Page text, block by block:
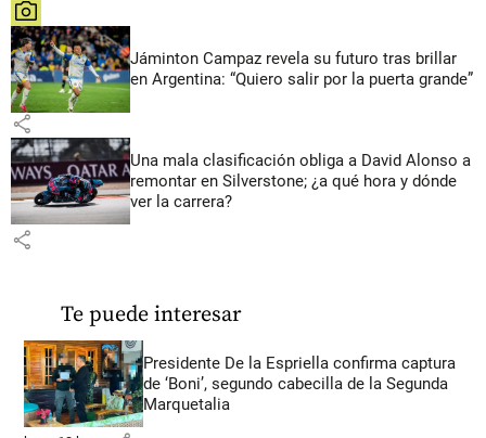
share
Jáminton Campaz revela su futuro tras brillar
en Argentina: “Quiero salir por la puerta grande”
share
Una mala clasificación obliga a David Alonso a
remontar en Silverstone; ¿a qué hora y dónde
ver la carrera?
share
Te puede interesar
Presidente De la Espriella confirma captura
de ‘Boni’, segundo cabecilla de la Segunda
Marquetalia